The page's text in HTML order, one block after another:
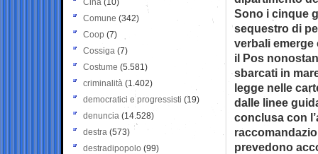
Sono i cinque
sequestro di
verbali
il Pos
sbarcati in
legge nelle
dalle linee
conclusa con
prevedono
Cina (10)
Comune (342)
Coop (7)
Cossiga (7)
Costume (5.581)
criminalità (1.402)
democratici e progressisti (19)
denuncia (14.528)
destra (573)
destradipopolo (99)